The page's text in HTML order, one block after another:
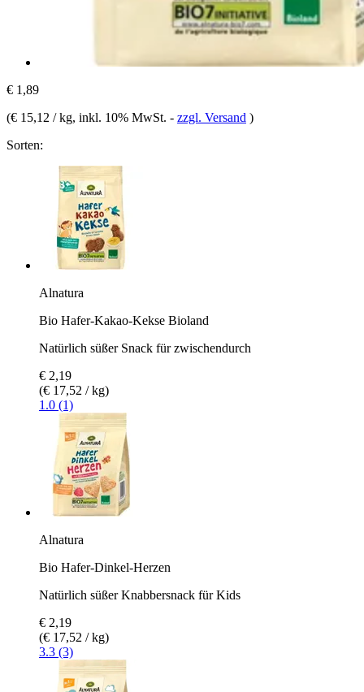
€ 1,89
(€ 15,12 / kg, inkl. 10% MwSt. - zzgl. Versand )
Sorten:
Alnatura
Bio Hafer-Kakao-Kekse Bioland
Natürlich süßer Snack für zwischendurch
€ 2,19
(€ 17,52 / kg)
1.0 (1)
Alnatura
Bio Hafer-Dinkel-Herzen
Natürlich süßer Knabbersnack für Kids
€ 2,19
(€ 17,52 / kg)
3.3 (3)